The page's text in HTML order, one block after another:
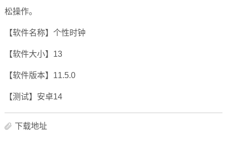
松操作。
【软件名称】个性时钟
【软件大小】13
【软件版本】11.5.0
【测试】安卓14
下载地址